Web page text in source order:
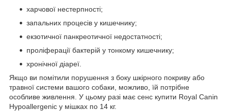
харчової нестерпності;
запальних процесів у кишечнику;
екзотичної панкреотичної недостатності;
проліферації бактерій у тонкому кишечнику;
хронічної діареї.
Якщо ви помітили порушення з боку шкірного покриву або
травної системи вашого собаки, можливо, їй потрібне
особливе живлення. У цьому разі має сенс купити Royal Canin
Hypoallergenic у мішках по 14 кг.